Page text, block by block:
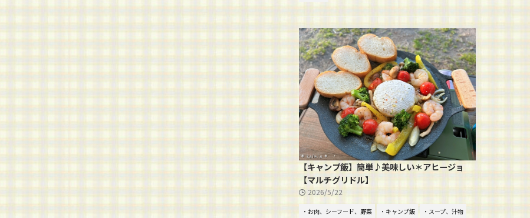
【キャンプ飯】簡単♪美味しい＊アヒージョ
【マルチグリドル】
2026/5/22
・お肉、シーフード、野菜 ・キャンプ飯
・スープ、汁物